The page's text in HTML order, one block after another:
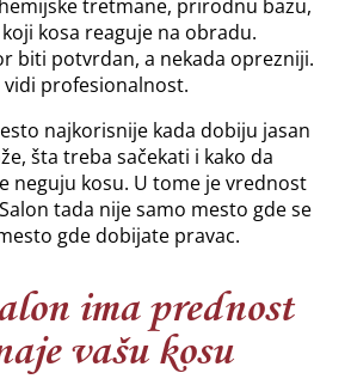
tretmane, prirodnu bazu,
kosa reaguje na obradu.
biti potvrdan, a nekada oprezniji.
profesionalnost.
najkorisnije kada dobiju jasan
šta treba sačekati i kako da
neguju kosu. U tome je vrednost
tada nije samo mesto gde se
gde dobijate pravac.
ima prednost
vašu kosu